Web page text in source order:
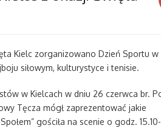
Kielc zorganizowano Dzień Sportu w
siłowym, kulturystyce i tenisie.
w Kielcach w dniu 26 czerwca br.
Tęcza mógł zaprezentować jakie
gościła na scenie o godz.